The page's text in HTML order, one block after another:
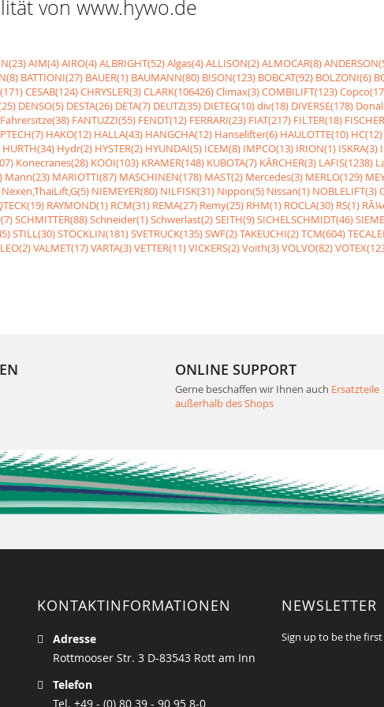
von www.hywo.de
AIM(4)AIRO(4)ALBRIGHT(52)Algas(4)ALLISON(2)ALMOCAR(8)
BATTIONI(27) BAUER(1) BAUMANN(80) BISON(123) BOBCAT(92) BOLZONI(6)
CESAB(124)CHRYSLER(3)CLARK(106426)Climax(3)COMBILIFT(123)
DENSO(5) DESTA(26) DETA(7) DEUTZ(35) DIETEG(10)div(18) DIVERSE(178)
Fahrersitze(38) FANTUZZI(55) FENDT(12) FERRARI(23) FIAT(217) FILTER(18)
HAKO(12) HALLA(43) HANGCHA(12) Hanselifter(6) HAULOTTE(10) HC(12)
HURTH(34) Hydr(2) HYSTER(2) HYUNDAI(5) ICEM(8) IMPCO(13) IRION(1) ISKRA(3)
Konecranes(28) KOOI(103) KRAMER(148) KUBOTA(7) KÃRCHER(3) LAFIS(1238)
Mann(23) MARIOTTI(87) MASCHINEN(178) MAST(2) Mercedes(3) MERLO(129)
Nexen,ThaiLift,G(5) NIEMEYER(80) NILFISK(31) Nippon(5) Nissan(1) NOBLELIFT(3)
RAYMOND(1) RCM(31) REMA(27) Remy(25) RHM(1) ROCLA(30) RS(1)
SCHMITTER(88)Schneider(1)Schwerlast(2)SEITH(9)SICHELSCHMIDT(46)
STILL(30)STÖCKLIN(181)SVETRUCK(135)SWF(2)TAKEUCHI(2)TCM(604)
VALMET(17)VARTA(3)VETTER(11)VICKERS(2)Voith(3)VOLVO(82)
ONLINE SUPPORT
Gerne beschaffen wir Ihnen auch Ersatzteile
außerhalb des Shops
KONTAKTINFORMATIONEN
Adresse
Rottmooser Str. 3 D-83543 Rott am Inn
Telefon
Tel. +49 - (0) 80 39 - 90 95 8-0
NEWSLETTER
Sign up to be the